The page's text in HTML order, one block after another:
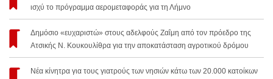
ισχύ το πρόγραμμα αερομεταφοράς για τη Λήμνο
Δημόσιο «ευχαριστώ» στους αδελφούς Ζαΐμη από τον πρόεδρο της
Ατσικής Ν. Κουκουλίθρα για την αποκατάσταση αγροτικού δρόμου
Νέα κίνητρα για τους γιατρούς των νησιών κάτω των 20.000 κατοίκων